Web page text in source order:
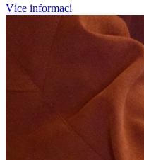
Více informací